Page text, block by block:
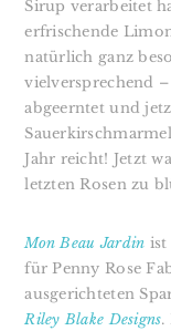
Sirup verarbeitet
erfrischende
natürlich ganz
vielversprechend
abgeerntet und
Jahr reicht! Jetzt
letzten Rosen zu
Mon Beau Jardin ist
für Penny Rose
ausgerichteten
Riley Blake Designs.